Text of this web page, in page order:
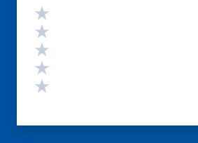
Valutazione